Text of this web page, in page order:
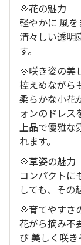
💠花の魅力
軽やかに 風を
清々しい透明
す。
💠咲き姿の美
控えめながら
柔らかな小花
ォンのドレス
上品で優雅な
れます。
💠草姿の魅力
コンパクトに
しても、その
💠育てやすさ
花がら摘み不
び 美しく咲き